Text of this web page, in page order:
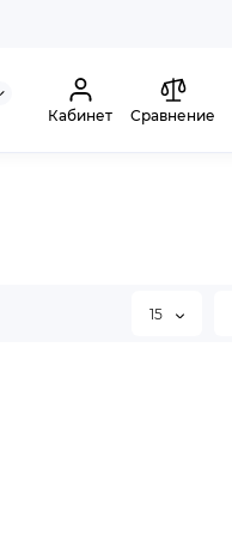
Кабинет Сравнение
15